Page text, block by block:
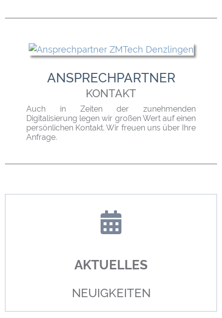
ANSPRECHPARTNER
KONTAKT
Auch in Zeiten der zunehmenden
Digitalisierung legen wir großen Wert auf einen
persönlichen Kontakt. Wir freuen uns über Ihre
Anfrage.
AKTUELLES
NEUIGKEITEN